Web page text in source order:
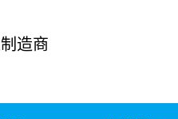
造商